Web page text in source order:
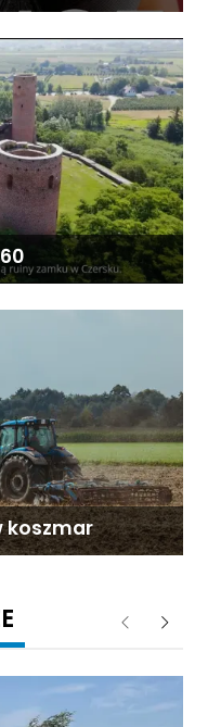
koszmar
Poprzednie